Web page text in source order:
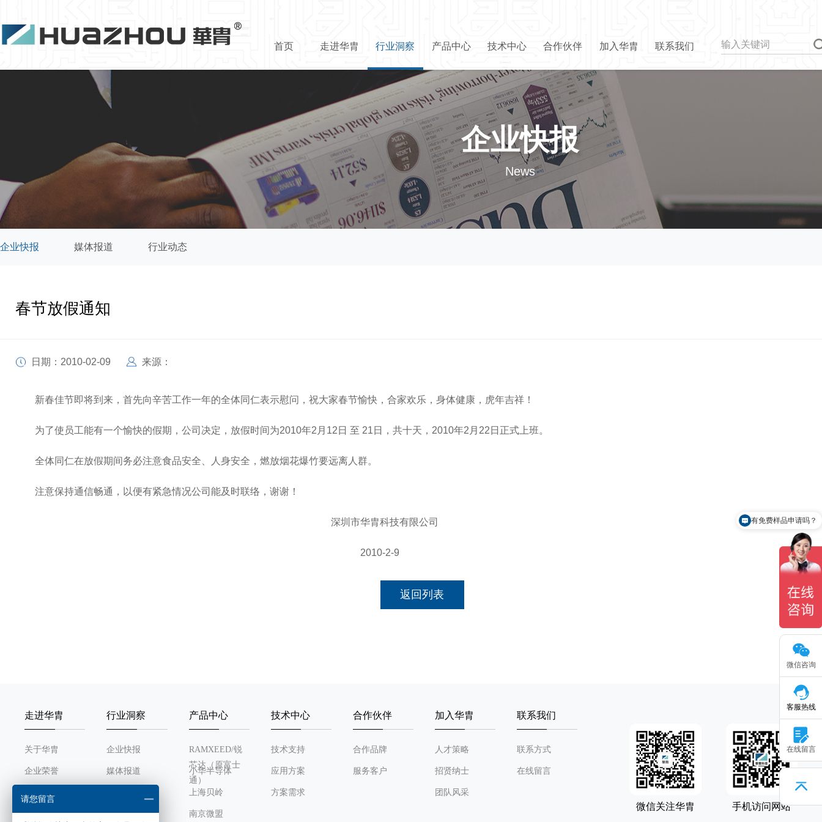
首页 走进华胄 行业洞察 产品中心 技术中心 合作伙伴 加入华胄 联系我们
企业快报
News
企业快报 媒体报道 行业动态
春节放假通知
日期：2010-02-09 来源：
新春佳节即将到来，首先向辛苦工作一年的全体同仁表示慰问，祝大家春节愉快，合家欢乐，身体健康，虎年吉祥！
为了使员工能有一个愉快的假期，公司决定，放假时间为2010年2月12日 至 21日，共十天，2010年2月22日正式上班。
全体同仁在放假期间务必注意食品安全、人身安全，燃放烟花爆竹要远离人群。
注意保持通信畅通，以便有紧急情况公司能及时联络，谢谢！
深圳市华胄科技有限公司
2010-2-9
返回列表
走进华胄
关于华胄
企业荣誉
发展历程
组织架构
行业洞察
企业快报
媒体报道
产品中心
RAMXEED/锐
芯达（原富士
通）
小华半导体
上海贝岭
南京微盟
技术中心
技术支持
应用方案
方案需求
合作伙伴
合作品牌
服务客户
加入华胄
人才策略
招贤纳士
团队风采
联系我们
联系方式
在线留言
微信关注华胄 手机访问网站
微信咨询
客服热线
在线留言
有免费样品申请吗？
请您留言